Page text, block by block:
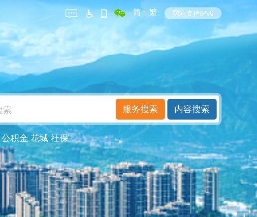
简 | 繁 网站支持IPv6
公积金 花城 社保